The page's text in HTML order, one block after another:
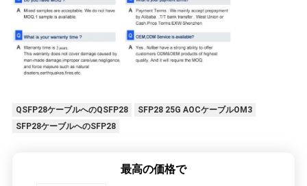
QSFP28ケーブルへのQSFP28
SFP28 25G AOCケーブルOM3
SFP28ケーブルへのSFP28
最高の価格で